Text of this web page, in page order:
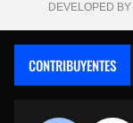
DEVELOPED BY
CONTRIBUYENTES